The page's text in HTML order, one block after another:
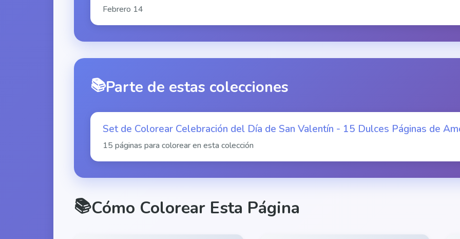
Febrero 14
📚Parte de estas colecciones
Set de Colorear Celebración del Día de San Valentín - 15 Dulces Páginas de
15 páginas para colorear en esta colección
📚Cómo Colorear Esta Página